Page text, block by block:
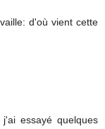
d'où vient cette
essayé quelques